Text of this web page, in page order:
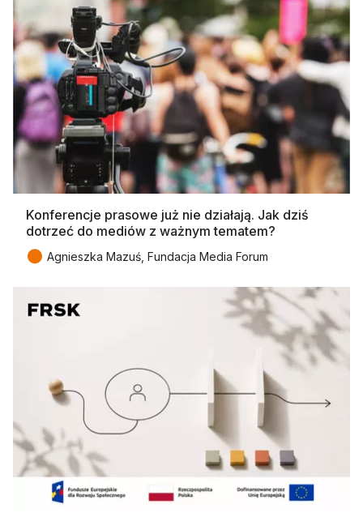
Konferencje prasowe już nie działają. Jak dziś
dotrzeć do mediów z ważnym tematem?
● Agnieszka Mazuś, Fundacja Media Forum